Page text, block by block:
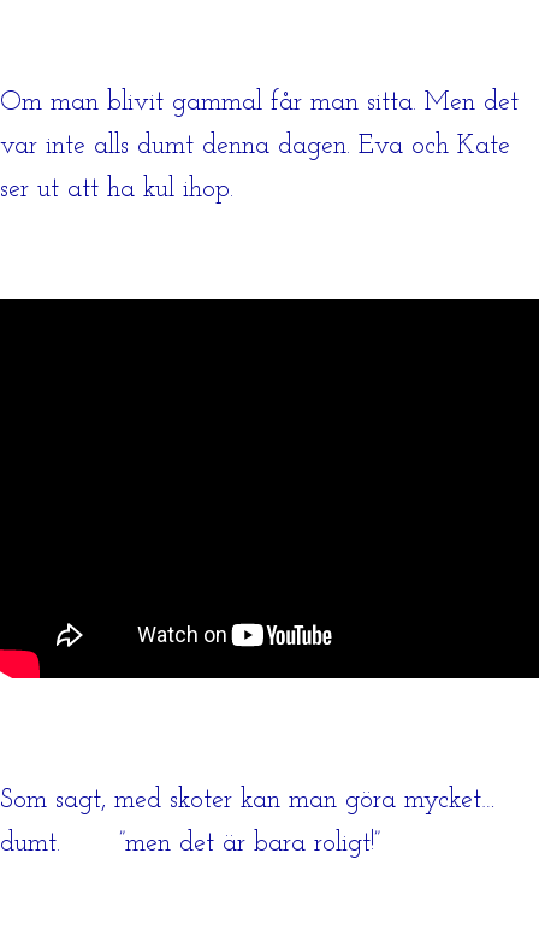
Om man blivit gammal får man sitta. Men det
var inte alls dumt denna dagen. Eva och Kate
ser ut att ha kul ihop.
Som sagt, med skoter kan man göra mycket…
dumt. ”men det är bara roligt!”